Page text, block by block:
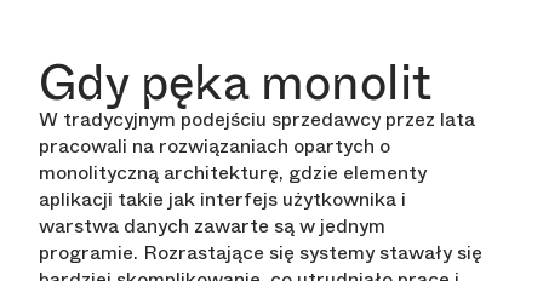
Gdy pęka monolit
W tradycyjnym podejściu sprzedawcy przez lata
pracowali na rozwiązaniach opartych o
monolityczną architekturę, gdzie elementy
aplikacji takie jak interfejs użytkownika i
warstwa danych zawarte są w jednym
programie. Rozrastające się systemy stawały się